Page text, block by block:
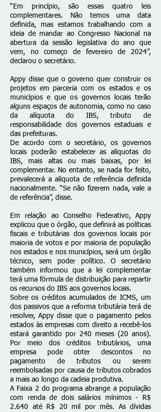
“Em princípio, são essas quatro leis
complementares. Não temos uma data
definida, mas estamos trabalhando com a
ideia de mandar ao Congresso Nacional na
abertura da sessão legislativa do ano que
vem, no começo de fevereiro de 2024”,
declarou o secretário.
Appy disse que o governo quer construir os
projetos em parceria com os estados e os
municípios e que os governos locais terão
alguns espaços de autonomia, como no caso
da alíquota do IBS, tributo de
responsabilidade dos governos estaduais e
das prefeituras.
De acordo com o secretário, os governos
locais poderão estabelecer as alíquotas do
IBS, mais altas ou mais baixas, por lei
complementar. No entanto, se nada for feito,
prevalecerá a alíquota de referência definida
nacionalmente. “Se não fizerem nada, vale a
de referência”, disse.
Em relação ao Conselho Federativo, Appy
explicou que o órgão, que definirá as políticas
fiscais e tributárias dos governos locais por
maioria de votos e por maioria de população
nos estados e nos municípios, será um órgão
técnico, sem poder político. O secretário
também informou que a lei complementar
terá uma fórmula de distribuição para repartir
os recursos do IBS aos governos locais.
Sobre os créditos acumulados de ICMS, um
dos passivos que a reforma tributária terá de
resolver, Appy disse que o pagamento pelos
estados às empresas com direito a recebê-los
estará garantido por 240 meses (20 anos).
Por meio dos créditos tributários, uma
empresa pode obter descontos no
pagamento de tributos ou serem
reembolsadas por causa de tributos cobrados
a mais ao longo da cadeia produtiva.
A Faixa 2 do programa abrange a população
com renda de dois salários mínimos - R$
2.640 até R$ 20 mil por mês. As dívidas